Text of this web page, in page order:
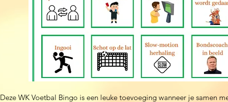
Deze WK Voetbal Bingo is een leuke toevoeging wanneer je samen